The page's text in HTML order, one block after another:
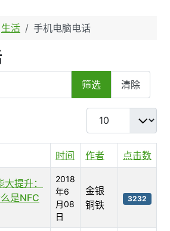
生活 手机电脑电话
筛选 清除
每页显示条数
时间 作者 点击数
提升：
是NFC
2018
年6
月08
日
金银
铜铁
3232